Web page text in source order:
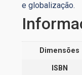
e globalização.
Dimensões
ISBN